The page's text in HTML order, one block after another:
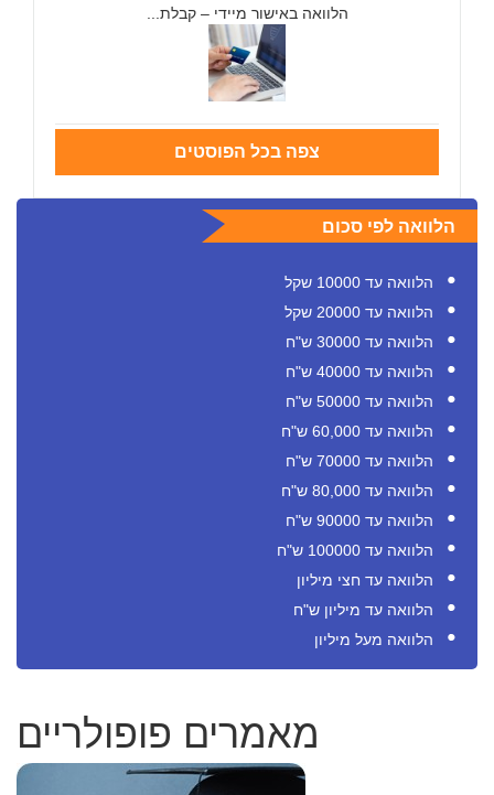
הלוואה באישור מיידי – קבלת...
צפה בכל הפוסטים
הלוואה לפי סכום
הלוואה עד 10000 שקל
הלוואה עד 20000 שקל
הלוואה עד 30000 ש"ח
הלוואה עד 40000 ש"ח
הלוואה עד 50000 ש"ח
הלוואה עד 60,000 ש"ח
הלוואה עד 70000 ש"ח
הלוואה עד 80,000 ש"ח
הלוואה עד 90000 ש"ח
הלוואה עד 100000 ש"ח
הלוואה עד חצי מיליון
הלוואה עד מיליון ש"ח
הלוואה מעל מיליון
מאמרים פופולריים